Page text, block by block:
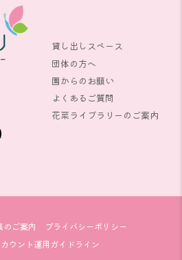
貸し出しスペース
団体の方へ
園からのお願い
よくあるご質問
花菜ライブラリーのご案内
のご案内
プライバシーポリシー
ウント運用ガイドライン